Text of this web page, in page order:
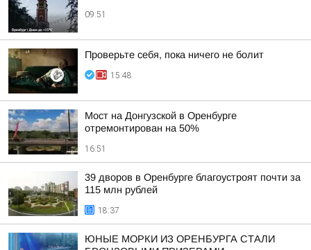
09:51
Проверьте себя, пока ничего не болит
15:48
Мост на Донгузской в Оренбурге
отремонтирован на 50%
16:51
39 дворов в Оренбурге благоустроят почти за
115 млн рублей
18:37
ЮНЫЕ МОРКИ ИЗ ОРЕНБУРГА СТАЛИ